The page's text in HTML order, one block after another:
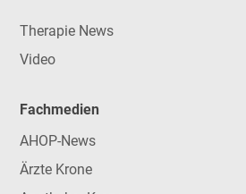
Therapie News
Video
Fachmedien
AHOP-News
Ärzte Krone